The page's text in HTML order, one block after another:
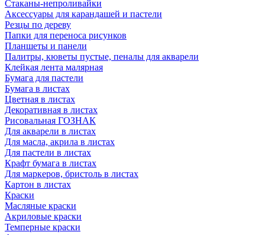
Стаканы-непроливайки
Аксессуары для карандашей и пастели
Резцы по дереву
Папки для переноса рисунков
Планшеты и панели
Палитры, кюветы пустые, пеналы для акварели
Клейкая лента малярная
Бумага для пастели
Бумага в листах
Цветная в листах
Декоративная в листах
Рисовальная ГОЗНАК
Для акварели в листах
Для масла, акрила в листах
Для пастели в листах
Крафт бумага в листах
Для маркеров, бристоль в листах
Картон в листах
Краски
Масляные краски
Акриловые краски
Темперные краски